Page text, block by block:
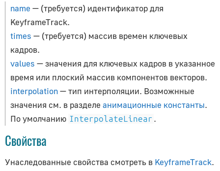
Продвинутый WordPress
Анимационная система
Рисование линий
Матричные преобразования
Как обновлять объекты
Как получить исходники
Анимация
AnimationAction
AnimationClip
name — (требуется) идентификатор для
KeyframeTrack.
times — (требуется) массив времен ключевых
кадров.
values — значения для ключевых кадров в указанное
время или плоский массив компонентов векторов.
interpolation— тип интерполяции. Возможнные
значения см. в разделе анимационные константы.
По умолчанию InterpolateLinear .
Свойства
Унаследованные свойства смотреть в KeyframeTrack.